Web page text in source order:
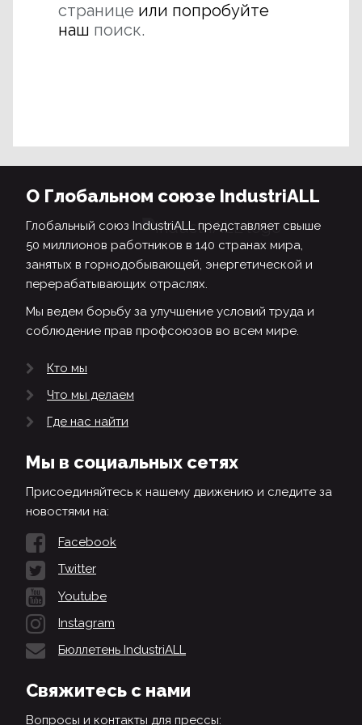
странице или попробуйте
наш поиск.
О Глобальном союзе IndustriALL
Глобальный союз IndustriALL представляет свыше
50 миллионов работников в 140 странах мира,
занятых в горнодобывающей, энергетической и
перерабатывающих отраслях.
Мы ведем борьбу за улучшение условий труда и
соблюдение прав профсоюзов во всем мире.
Кто мы
Что мы делаем
Где нас найти
Мы в социальных сетях
Присоединяйтесь к нашему движению и следите за
новостями на:
Facebook
Twitter
Youtube
Instagram
Бюллетень IndustriALL
Свяжитесь с нами
Вопросы и контакты для прессы: